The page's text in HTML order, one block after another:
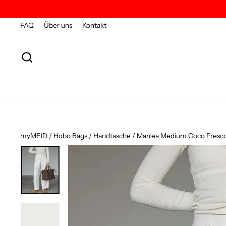
InhaltFAQ Über uns Kontakt
myMEID / Hobo Bags / Handtasche / Marrea Medium Coco